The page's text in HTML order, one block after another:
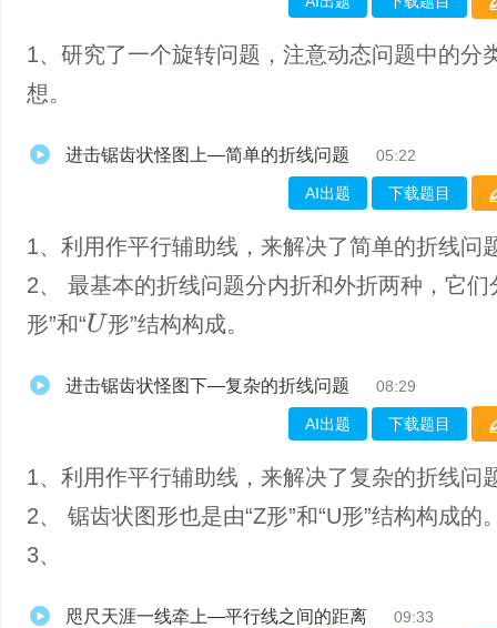
1、​研究了一个旋转问题，注意动态问题中的分
想。
进击锯齿状怪图上—简单的折线问题 05:22
AI出题 下载题目
1、利用作平行辅助线，来解决了简单的折线问
2、 最基本的折线问题分内折和外折两种，它们
形”和“U 形”结构构成。
进击锯齿状怪图下—复杂的折线问题 08:29
AI出题 下载题目
1、利用作平行辅助线，来解决了复杂的折线问
2、 锯齿状图形也是由“Z形”和“U形”结构构成的
3、
咫尺天涯一线牵上—平行线之间的距离 09:33